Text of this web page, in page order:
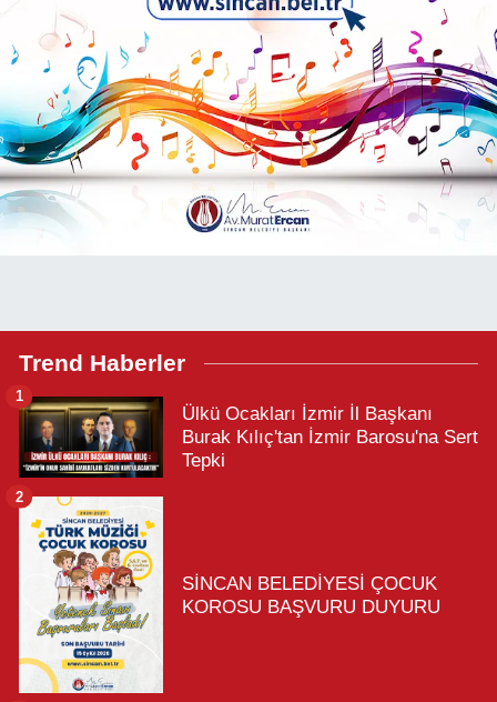
Trend Haberler
Ülkü Ocakları İzmir İl Başkanı
Burak Kılıç'tan İzmir Barosu'na Sert
Tepki
1
SİNCAN BELEDİYESİ ÇOCUK
KOROSU BAŞVURU DUYURU
2